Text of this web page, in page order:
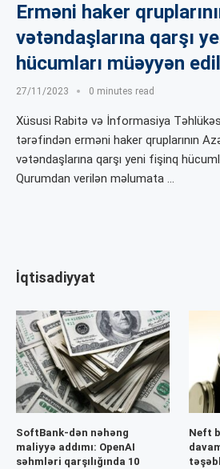
Erməni haker
vətəndaşlarına qarşı
hücumları müəyyən
27/11/2023 0 minutes read
Xüsusi Rabitə və İnformasiya
tərəfindən erməni haker qruplarının
vətəndaşlarına qarşı yeni fişinq
Qurumdan verilən məlumata …
İqtisadiyyat
SoftBank-dən nəhəng
maliyyə addımı: OpenAI
səhmləri qarşılığında 10
Neft